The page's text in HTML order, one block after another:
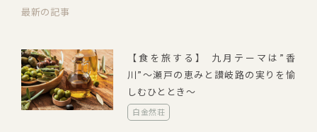
最新の記事
【食を旅する】 九月テーマは”香
川”～瀬戸の恵みと讃岐路の実りを愉
しむひととき～
白金然荘